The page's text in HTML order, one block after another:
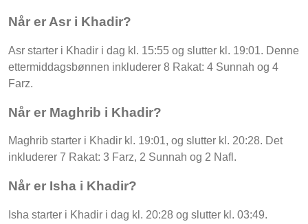
Når er Asr i Khadir?
Asr starter i Khadir i dag kl. 15:55 og slutter kl. 19:01. Denne
ettermiddagsbønnen inkluderer 8 Rakat: 4 Sunnah og 4
Farz.
Når er Maghrib i Khadir?
Maghrib starter i Khadir kl. 19:01, og slutter kl. 20:28. Det
inkluderer 7 Rakat: 3 Farz, 2 Sunnah og 2 Nafl.
Når er Isha i Khadir?
Isha starter i Khadir i dag kl. 20:28 og slutter kl. 03:49.